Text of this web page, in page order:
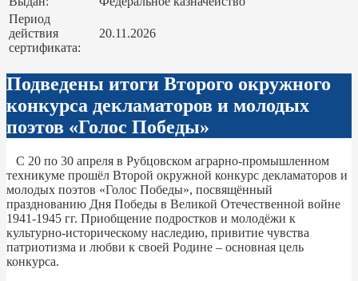
Период
действия
сертификата:
20.11.2026
Подведены итоги Второго окружного
конкурса декламаторов и молодых
поэтов «Голос Победы»
С 20 по 30 апреля в Рубцовском аграрно-промышленном
техникуме прошёл Второй окружной конкурс декламаторов и
молодых поэтов «Голос Победы», посвящённый
празднованию Дня Победы в Великой Отечественной войне
1941-1945 гг. Приобщение подростков и молодёжи к
культурно-историческому наследию, привитие чувства
патриотизма и любви к своей Родине – основная цель
конкурса.